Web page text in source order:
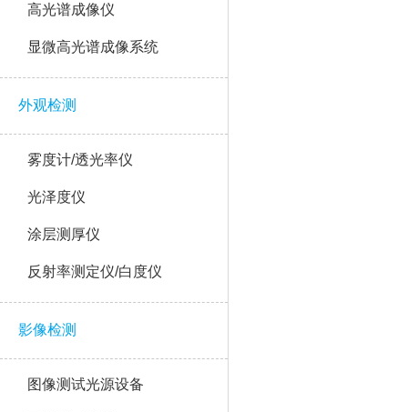
高光谱成像仪
显微高光谱成像系统
外观检测
雾度计/透光率仪
光泽度仪
涂层测厚仪
反射率测定仪/白度仪
影像检测
图像测试光源设备